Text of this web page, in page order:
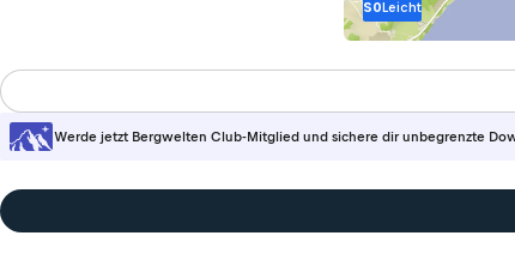
S0Leicht
Werde jetzt Bergwelten Club-Mitglied und sichere dir unbegrenzte